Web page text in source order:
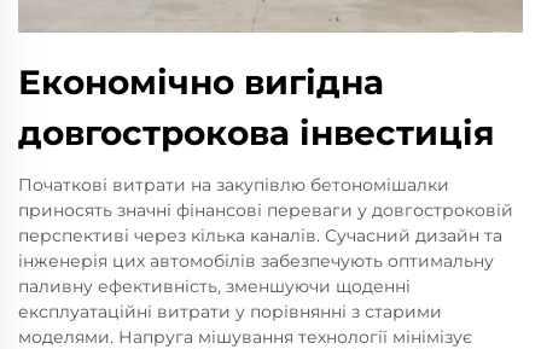
Економічно вигідна
довгострокова інвестиція
Початкові витрати на закупівлю бетономішалки
приносять значні фінансові переваги у довгостроковій
перспективі через кілька каналів. Сучасний дизайн та
інженерія цих автомобілів забезпечують оптимальну
паливну ефективність, зменшуючи щоденні
експлуатаційні витрати у порівнянні з старими
моделями. Напруга мішування технології мінімізує